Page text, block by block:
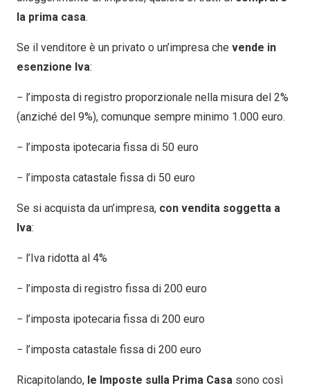
la prima casa.
Se il venditore è un privato o un’impresa che vende in
esenzione Iva:
− l’imposta di registro proporzionale nella misura del 2%
(anziché del 9%), comunque sempre minimo 1.000 euro.
− l’imposta ipotecaria fissa di 50 euro
− l’imposta catastale fissa di 50 euro
Se si acquista da un’impresa, con vendita soggetta a
Iva:
− l’Iva ridotta al 4%
− l’imposta di registro fissa di 200 euro
− l’imposta ipotecaria fissa di 200 euro
− l’imposta catastale fissa di 200 euro
Ricapitolando, le Imposte sulla Prima Casa sono così